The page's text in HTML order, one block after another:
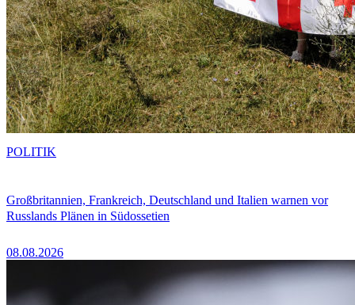
Großbritannien, Frankreich, Deutschland und Italien warnen vor
Russlands Plänen in Südossetien
08.08.2026
POLITIK